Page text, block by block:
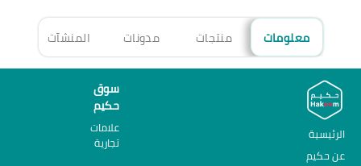
معلومات منتجات مدونات المنشآت
الرئيسية
عن حكيم
سوق
حكيم
علامات
تجارية